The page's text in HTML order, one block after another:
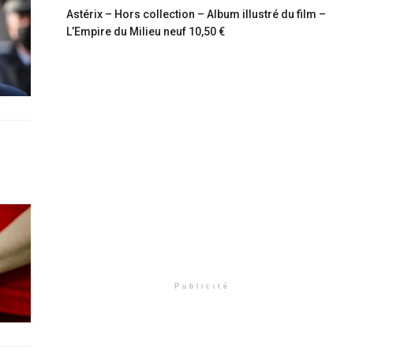
Astérix – Hors collection – Album illustré du film –
L’Empire du Milieu neuf 10,50 €
Publicité